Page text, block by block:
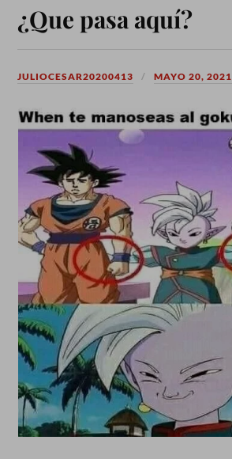
¿Que pasa aquí?
JULIOCESAR20200413 MAYO 20, 2021